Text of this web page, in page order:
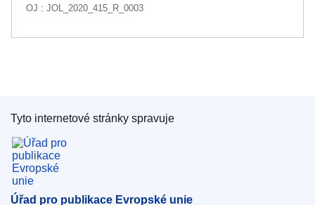
OJ : JOL_2020_415_R_0003
Úřad pro publikace Evropské unie
Tyto internetové stránky spravuje
Úřad pro publikace Evropské unie